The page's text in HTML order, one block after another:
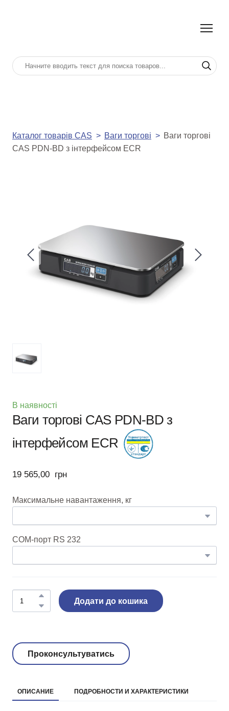
Каталог товарів CAS Ваги торгові
Ваги торгові
CAS PDN-BD з інтерфейсом ECR
В наявності
Ваги торгові CAS PDN-BD з
інтерфейсом ECR
19 565,00  грн
Максимальне навантаження, кг
COM-порт RS 232
Додати до кошика
Проконсультуватись
ОПИСАНИЕ ПОДРОБНОСТИ И ХАРАКТЕРИСТИКИ